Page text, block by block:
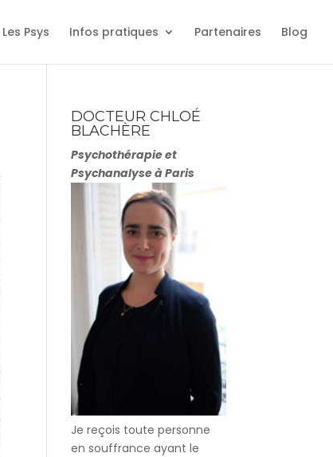
Les Psys Infos pratiques Partenaires Blog
DOCTEUR CHLOÉ
BLACHÈRE
Psychothérapie et
Psychanalyse à Paris
Je reçois toute personne
en souffrance ayant le